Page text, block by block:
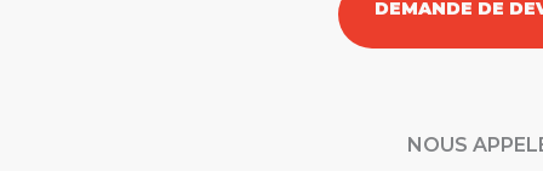
DEMANDE DE
NOUS